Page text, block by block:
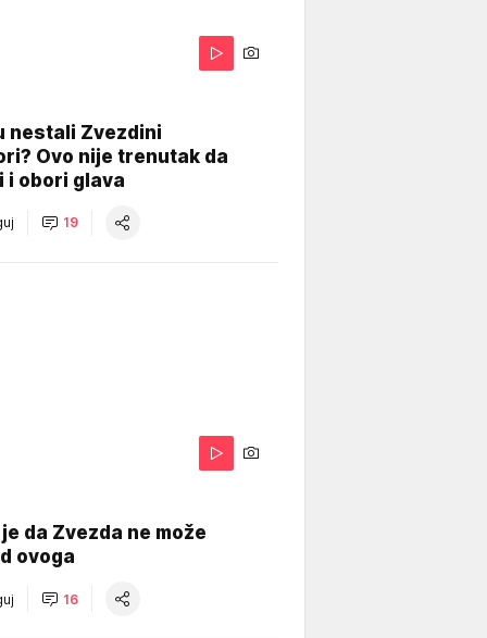
nestali Zvezdini
Ovo nije trenutak da
i obori glava
19
da Zvezda ne može
ovoga
16